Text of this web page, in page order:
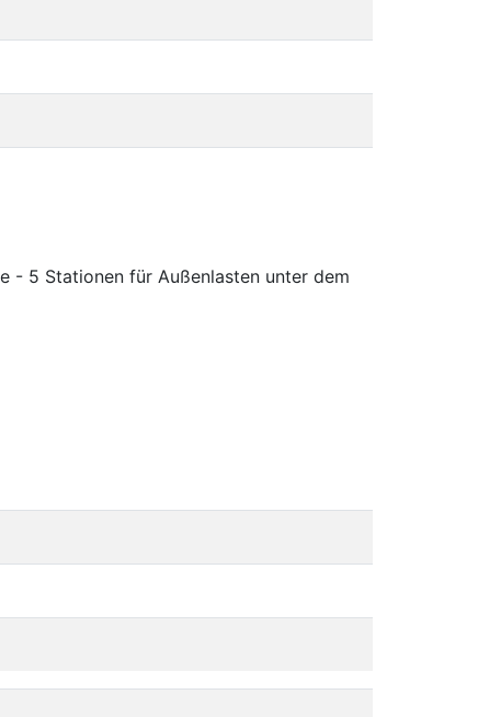
- 5 Stationen für Außenlasten unter dem